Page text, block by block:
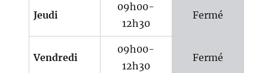
Jeudi
09h00-
12h30
Fermé
Vendredi
09h00-
12h30
Fermé